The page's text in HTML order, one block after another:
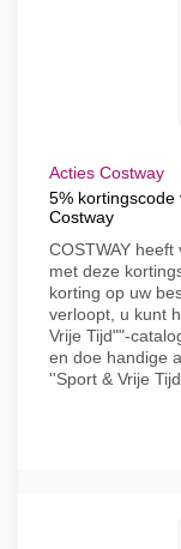
Acties Costway
5%
Costway
COSTWAY
met deze
korting op uw
verloopt, u kunt
Vrije Tijd""-
en doe handige
''Sport & Vrije